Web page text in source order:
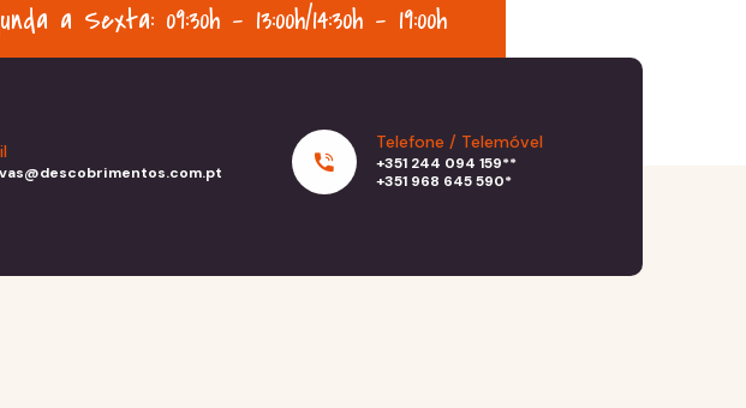
a Sexta: 09:30h - 13:00h/14:30h - 19:00h
Telefone / Telemóvel
+351 244 094 159**
+351 968 645 590*